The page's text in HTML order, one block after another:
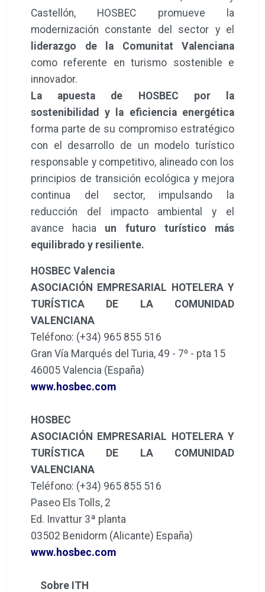
Castellón, HOSBEC promueve la
modernización constante del sector y el
liderazgo de la Comunitat Valenciana
como referente en turismo sostenible e
innovador.
La apuesta de HOSBEC por la
sostenibilidad y la eficiencia energética
forma parte de su compromiso estratégico
con el desarrollo de un modelo turístico
responsable y competitivo, alineado con los
principios de transición ecológica y mejora
continua del sector, impulsando la
reducción del impacto ambiental y el
avance hacia un futuro turístico más
equilibrado y resiliente.
HOSBEC Valencia
ASOCIACIÓN EMPRESARIAL HOTELERA Y
TURÍSTICA DE LA COMUNIDAD
VALENCIANA
Teléfono: (+34) 965 855 516
Gran Vía Marqués del Turia, 49 - 7º - pta 15
46005 Valencia (España)
www.hosbec.com
HOSBEC
ASOCIACIÓN EMPRESARIAL HOTELERA Y
TURÍSTICA DE LA COMUNIDAD
VALENCIANA
Teléfono: (+34) 965 855 516
Paseo Els Tolls, 2
Ed. Invattur 3ª planta
03502 Benidorm (Alicante) España)
www.hosbec.com
Sobre ITH